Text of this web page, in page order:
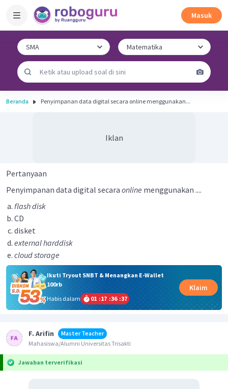
Masuk
Beranda Penyimpanan data digital secara online menggunakan...
Iklan
Pertanyaan
Penyimpanan data digital secara online menggunakan ....
flash disk
CD
disket
external harddisk
cloud storage
Ikuti Tryout SNBT & Menangkan E-Wallet
100rb
Habis dalam
01 :17 :36 :37
Klaim
F. Arifin
Master Teacher
Mahasiswa/Alumni Universitas Trisakti
Jawaban terverifikasi